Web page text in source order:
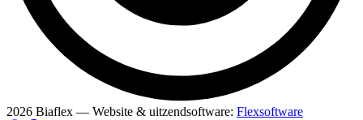
2026 Biaflex — Website & uitzendsoftware: Flexsoftware